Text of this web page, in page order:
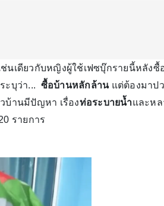
ช่นเดียวกับหญิงผู้ใช้เฟซบุ๊กรายนี้หลังซื้
ะบุว่า... ซื้อบ้านหลักล้านแต่ต้องมาป
บ้านมีปัญหา เรื่องท่อระบายน้ำและหล
รายการ